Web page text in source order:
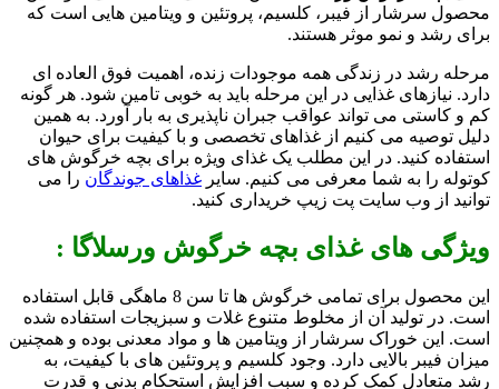
محصول سرشار از فیبر، کلسیم، پروتئین و ویتامین هایی است که
برای رشد و نمو موثر هستند.
مرحله رشد در زندگی همه موجودات زنده، اهمیت فوق العاده ای
دارد. نیازهای غذایی در این مرحله باید به خوبی تامین شود. هر گونه
کم و کاستی می تواند عواقب جبران ناپذیری به بار آورد. به همین
دلیل توصیه می کنیم از غذاهای تخصصی و با کیفیت برای حیوان
استفاده کنید. در این مطلب یک غذای ویژه برای بچه خرگوش های
کوتوله را به شما معرفی می کنیم. سایر غذاهای جوندگان را می
توانید از وب سایت پت زیپ خریداری کنید.
ویژگی های غذای بچه خرگوش ورسلاگا :
این محصول برای تمامی خرگوش ها تا سن 8 ماهگی قابل استفاده
است. در تولید آن از مخلوط متنوع غلات و سبزیجات استفاده شده
است. این خوراک سرشار از ویتامین ها و مواد معدنی بوده و همچنین
میزان فیبر بالایی دارد. وجود کلسیم و پروتئین های با کیفیت، به
رشد متعادل کمک کرده و سبب افزایش استحکام بدنی و قدرت